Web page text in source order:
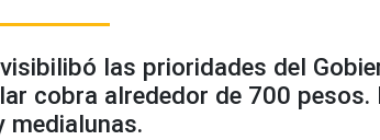
las prioridades del
cobra alrededor de 700 pesos.
medialunas.